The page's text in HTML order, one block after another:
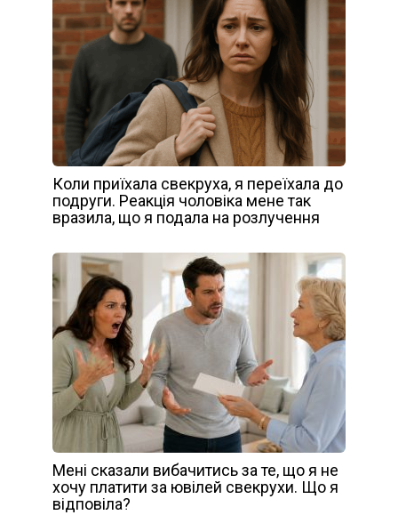
Коли приїхала свекруха, я переїхала до
подруги. Реакція чоловіка мене так
вразила, що я подала на розлучення
Мені сказали вибачитись за те, що я не
хочу платити за ювілей свекрухи. Що я
відповіла?